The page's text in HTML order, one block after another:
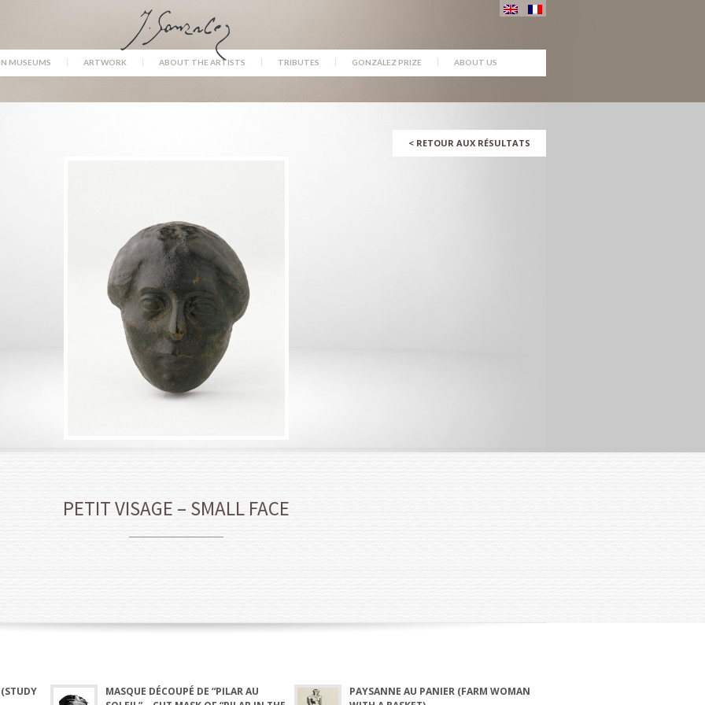
IN MUSEUMS ARTWORK ABOUT THE ARTISTS TRIBUTES GONZÁLEZ PRIZE ABOUT US
< RETOUR AUX RÉSULTATS
PETIT VISAGE – SMALL FACE
MASQUE DÉCOUPÉ DE “PILAR AU
PAYSANNE AU PANIER (FARM WOMAN